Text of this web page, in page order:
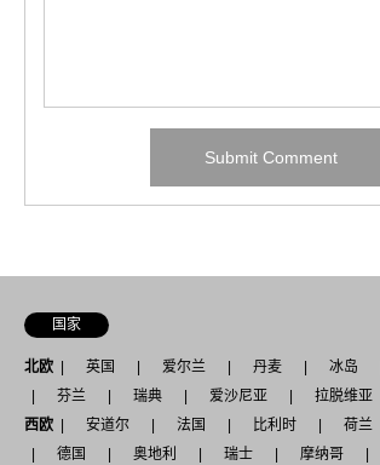
国家
北欧 英国 爱尔兰 丹麦 冰岛
芬兰
瑞典 爱沙尼亚 拉脱维亚
西欧
安道尔 法国 比利时 荷兰
德国
奥地利 瑞士 摩纳哥